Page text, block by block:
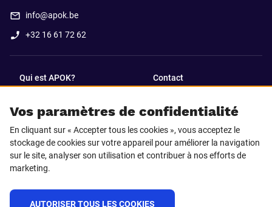
Vos paramètres de confidentialité
En cliquant sur « Accepter tous les cookies », vous acceptez le
stockage de cookies sur votre appareil pour améliorer la navigation
sur le site, analyser son utilisation et contribuer à nos efforts de
marketing.
AUTORISER TOUS LES COOKIES
info@apok.be
+32 16 61 72 62
Qui est APOK? Contact
SUIVEZ-NOUS SUR
Facebook LinkedIn